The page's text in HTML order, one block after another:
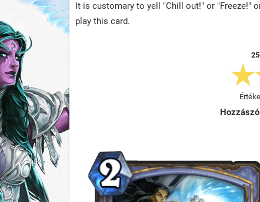
It is customary to yell "Chill out!" or "Freeze!"
play this card.